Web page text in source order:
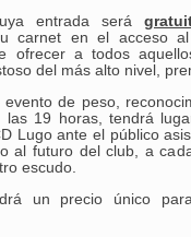
entrada será
carnet en el acceso
ofrecer a todos
del más alto nivel,
evento de peso,
las 19 horas, tendrá
Lugo ante el público
al futuro del club, a
escudo.
un precio único